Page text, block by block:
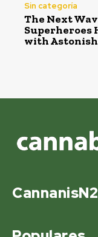
Sin categoría
The Next
Superheroes
with